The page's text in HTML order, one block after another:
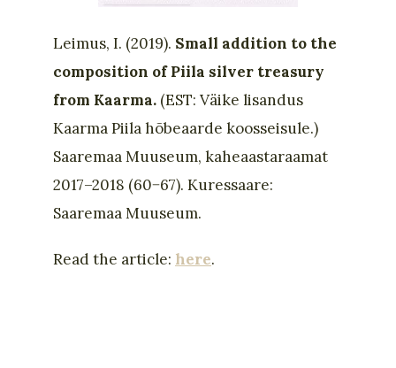
Leimus, I. (2019). Small addition to the
composition of Piila silver treasury
from Kaarma. (EST: Väike lisandus
Kaarma Piila hõbeaarde koosseisule.)
Saaremaa Muuseum, kaheaastaraamat
2017–2018 (60−67). Kuressaare:
Saaremaa Muuseum.
Read the article: here.